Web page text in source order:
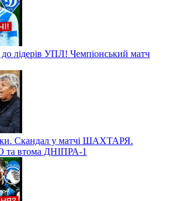
лідерів УПЛ! Чемпіонський матч
Скандал у матчі ШАХТАРЯ.
втома ДНІПРА-1